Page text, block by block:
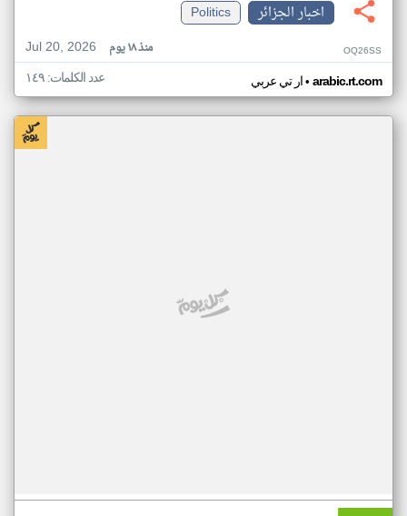
اخبار الجزائر
Politics
Jul 20, 2026
منذ ١٨ يوم OQ26SS
ار تي عربي• arabic.rt.com عدد الكلمات: ١٤٩